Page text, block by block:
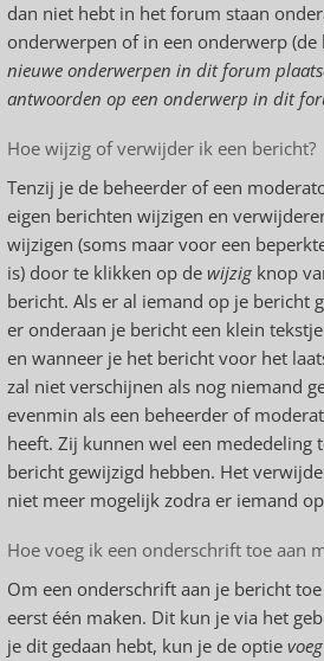
dan niet hebt in het forum staan
onderwerpen of in een onderwerp (de
nieuwe onderwerpen in dit forum
antwoorden op een onderwerp in dit
Hoe wijzig of verwijder ik een bericht?
Tenzij je de beheerder of een
eigen berichten wijzigen en
wijzigen (soms maar voor een
is) door te klikken op de wijzig knop
bericht. Als er al iemand op je bericht
er onderaan je bericht een klein
en wanneer je het bericht voor het
zal niet verschijnen als nog niemand
evenmin als een beheerder of
heeft. Zij kunnen wel een mededeling
bericht gewijzigd hebben. Het
niet meer mogelijk zodra er iemand
Hoe voeg ik een onderschrift toe aan
Om een onderschrift aan je bericht
eerst één maken. Dit kun je via het
je dit gedaan hebt, kun je de optie